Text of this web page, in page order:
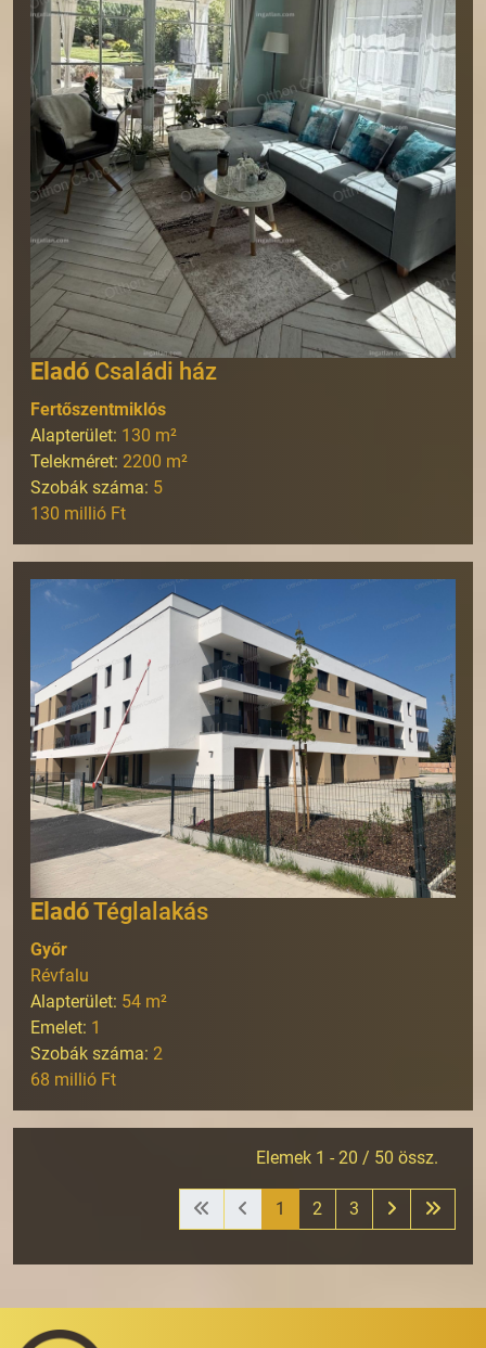
Eladó Családi ház
Fertőszentmiklós
Alapterület: 130 m²
Telekméret: 2200 m²
Szobák száma: 5
130 millió Ft
EladóTéglalakás
Győr
Révfalu
Alapterület: 54 m²
Emelet: 1
Szobák száma: 2
68 millió Ft
Elemek 1 - 20 / 50 össz.
1 2 3